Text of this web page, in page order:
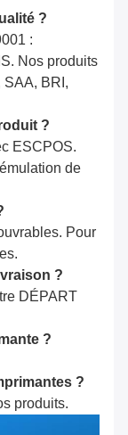
?
:
Nos produits
SAA, BRI,
?
ESCPOS.
de
Pour
?
DÉPART
?
?
produits.